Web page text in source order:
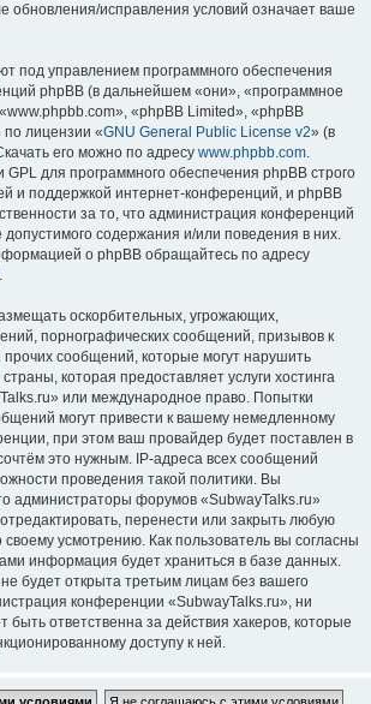
обновления/исправления условий означает ваше
под управлением программного обеспечения
phpBB (в дальнейшем «они», «программное
«phpBB Limited», «phpBB
лицензии «GNU General Public License v2» (в
его можно по адресу www.phpbb.com.
для программного обеспечения phpBB строго
и поддержкой интернет-конференций, и phpBB
за то, что администрация конференций
допустимого содержания и/или поведения в них.
о phpBB обращайтесь по адресу
.
оскорбительных, угрожающих,
порнографических сообщений, призывов к
сообщений, которые могут нарушить
которая предоставляет услуги хостинга
или международное право. Попытки
могут привести к вашему немедленному
при этом ваш провайдер будет поставлен в
это нужным. IP-адреса всех сообщений
проведения такой политики. Вы
администраторы форумов «SubwayTalks.ru»
перенести или закрыть любую
усмотрению. Как пользователь вы согласны
информация будет храниться в базе данных.
будет открыта третьим лицам без вашего
конференции «SubwayTalks.ru», ни
быть ответственна за действия хакеров, которые
доступу к ней.